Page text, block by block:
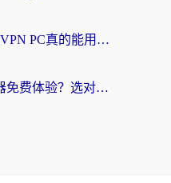
海外党必看：免费回国VPN PC真的能用？附国内高速VPN选择全攻略
海外党必看：vpn加速器免费体验？选对回国加速器才能无缝刷国内剧玩国服